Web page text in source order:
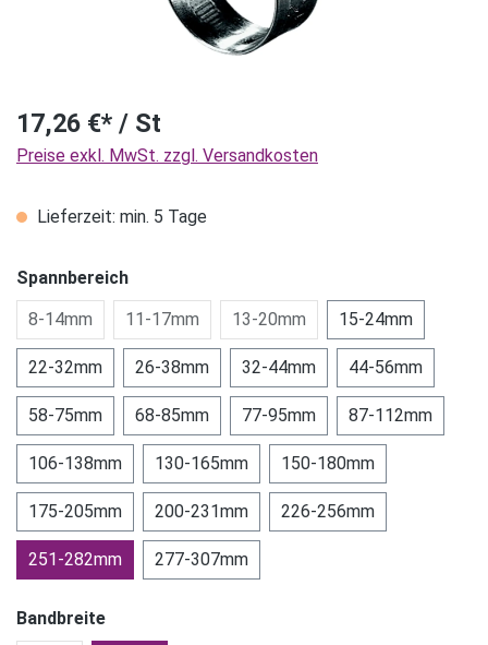
17,26 €* / St
Preise exkl. MwSt. zzgl. Versandkosten
Lieferzeit: min. 5 Tage
Spannbereich
8-14mm
11-17mm 13-20mm 15-24mm
22-32mm 26-38mm 32-44mm 44-56mm
58-75mm 68-85mm 77-95mm 87-112mm
106-138mm 130-165mm 150-180mm
175-205mm 200-231mm 226-256mm
251-282mm 277-307mm
Bandbreite